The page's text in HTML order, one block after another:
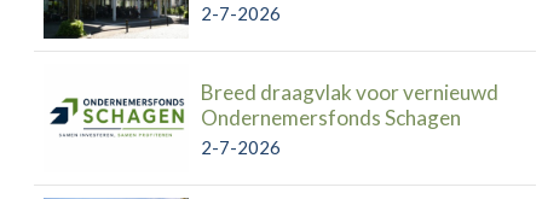
2-7-2026
Breed draagvlak voor vernieuwd
Ondernemersfonds Schagen
2-7-2026